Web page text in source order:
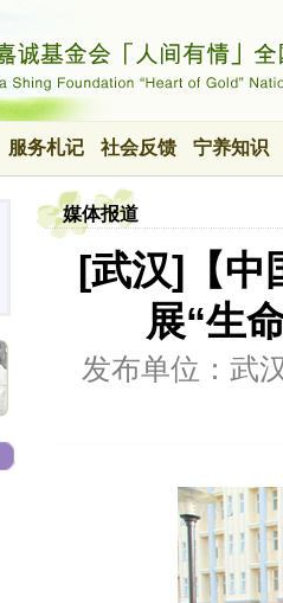
服务札记 社会反馈 宁养知识
媒体报道
[武汉]【中
展“生
发布单位：武